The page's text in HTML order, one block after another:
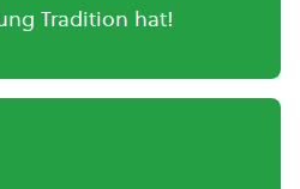
Tradition hat!